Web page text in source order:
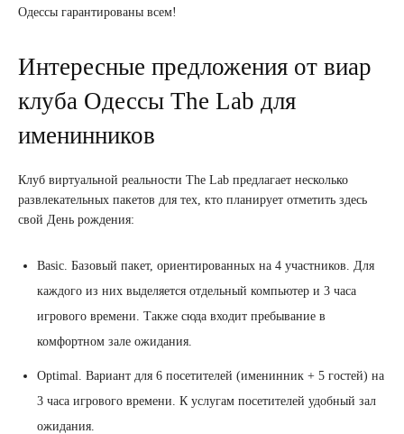
Одессы гарантированы всем!
Интересные предложения от виар
клуба Одессы The Lab для
именинников
Клуб виртуальной реальности The Lab предлагает несколько
развлекательных пакетов для тех, кто планирует отметить здесь
свой День рождения:
Basic. Базовый пакет, ориентированных на 4 участников. Для
каждого из них выделяется отдельный компьютер и 3 часа
игрового времени. Также сюда входит пребывание в
комфортном зале ожидания.
Optimal. Вариант для 6 посетителей (именинник + 5 гостей) на
3 часа игрового времени. К услугам посетителей удобный зал
ожидания.